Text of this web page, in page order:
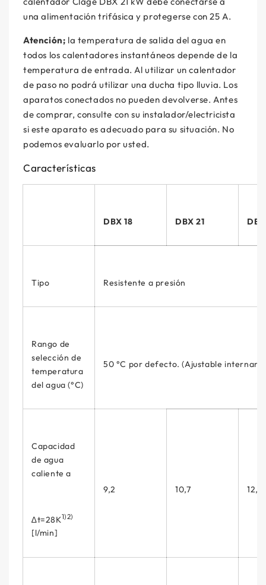
una alimentación trifásica y protegerse con 25 A.
Atención; la temperatura de salida del agua en
todos los calentadores instantáneos depende de la
temperatura de entrada. Al utilizar un calentador
de paso no podrá utilizar una ducha tipo lluvia. Los
aparatos conectados no pueden devolverse. Antes
de comprar, consulte con su instalador/electricista
si este aparato es adecuado para su situación. No
podemos evaluarlo por usted.
Características
DBX 18 DBX 21
Tipo Resistente a presión
Rango de
selección de
temperatura
del agua (°C)
50 °C por defecto. (Ajustable
Capacidad
de agua
caliente a
∆t=28K1)2)
[l/min]
9,2 10,7 12,3